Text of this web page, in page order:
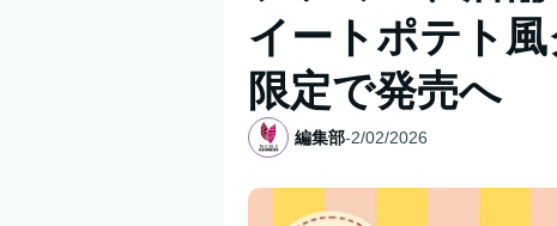
イートポテト
限定で発売へ
編集部-2/02/2026